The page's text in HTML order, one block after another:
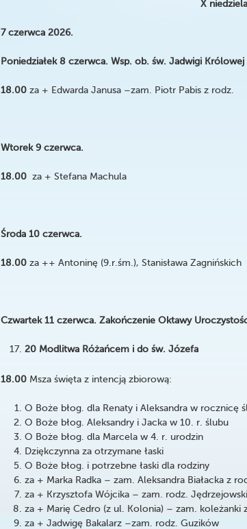
X
7 czerwca 2026.
Poniedziałek 8 czerwca. Wsp. ob. św. Jadwigi Królowej
18.00 za + Edwarda Janusa –zam. Piotr Pabis z rodz.
Wtorek 9 czerwca.
18.00za + Stefana Machula
Środa 10 czerwca.
18.00za ++ Antoninę (9.r.śm.), Stanisława Zagnińskich
Czwartek 11 czerwca. Zakończenie Oktawy
20 Modlitwa Różańcem i do św. Józefa
18.00 Msza święta z intencją zbiorową:
O Boże błog. dla Renaty i Aleksandra w rocznicę
O Boże błog. Aleksandry i Jacka w 10. r. ślubu
O Boże błog. dla Marcela w 4. r. urodzin
Dziękczynna za otrzymane łaski
O Boże błog. i potrzebne łaski dla rodziny
za + Marka Radka – zam. Aleksandra Białacka z
za + Krzysztofa Wójcika – zam. rodz.
za + Marię Cedro (z ul. Kolonia) – zam. koleżanki
za + Jadwigę Bakalarz –zam. rodz. Guzików